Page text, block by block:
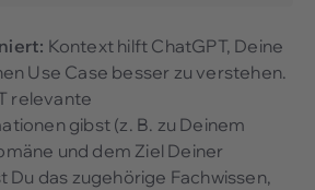
Kontext hilft ChatGPT, Deine
Use Case besser zu verstehen.
relevante
gibst (z. B. zu Deinem
und dem Ziel Deiner
das zugehörige Fachwissen,